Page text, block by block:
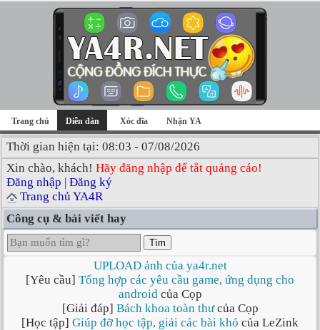
Trang chủ Diễn đàn Xóc đĩa Nhận YA
Thời gian hiện tại: 08:03 - 07/08/2026
Xin chào, khách! Hãy đăng nhập để tắt quảng cáo!
Đăng nhập | Đăng ký
Trang chủ YA4R
Công cụ & bài viết hay
Tìm
UPLOAD ảnh của ya4r.net
[Yêu cầu] Tổng hợp các yêu cầu game, ứng dụng cho
androidcủa Cọp
[Giải đáp] Bách khoa toàn thưcủa Cọp
[Học tập] Giúp đỡ học tập, giải các bài khó của LeZink